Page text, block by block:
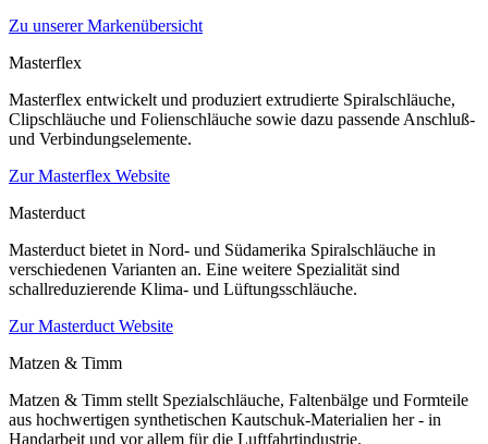
Zu unserer Markenübersicht
Masterflex
Masterflex entwickelt und produziert extrudierte Spiralschläuche,
Clipschläuche und Folienschläuche sowie dazu passende Anschluß-
und Verbindungselemente.
Zur Masterflex Website
Masterduct
Masterduct bietet in Nord- und Südamerika Spiralschläuche in
verschiedenen Varianten an. Eine weitere Spezialität sind
schallreduzierende Klima- und Lüftungsschläuche.
Zur Masterduct Website
Matzen & Timm
Matzen & Timm stellt Spezialschläuche, Faltenbälge und Formteile
aus hochwertigen synthetischen Kautschuk-Materialien her - in
Handarbeit und vor allem für die Luftfahrtindustrie.